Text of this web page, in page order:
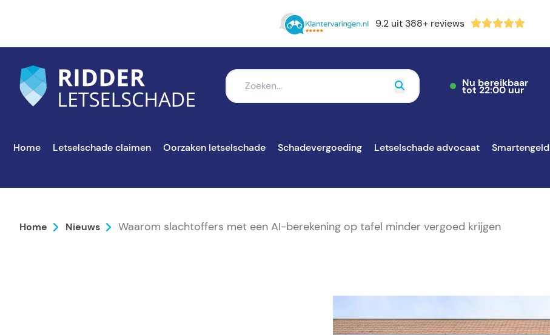
9.2 uit 388+ reviews
Nu bereikbaar
tot 22:00 uur
Home Letselschade claimen Oorzaken letselschade Schadevergoeding Letselschade advocaat Smartengeld
Home Nieuws Waarom slachtoffers met een AI-berekening op tafel minder vergoed krijgen